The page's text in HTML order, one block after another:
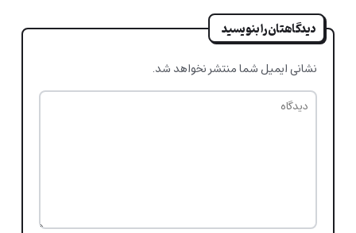
دیدگاهتان را بنویسید
نشانی ایمیل شما منتشر نخواهد شد.